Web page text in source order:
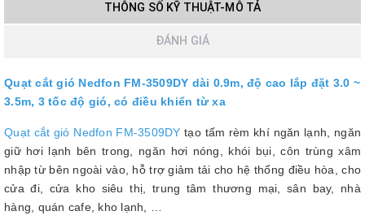
THÔNG SỐ KỸ THUẬT-MÔ TẢ
ĐÁNH GIÁ
Quạt cắt gió Nedfon FM-3509DY dài 0.9m, độ cao lắp đặt 3.0 ~
3.5m, 3 tốc độ gió, có điều khiển từ xa
Quạt cắt gió Nedfon FM-3509DY tạo tấm rèm khí ngăn lạnh, ngăn
giữ hơi lạnh bên trong, ngăn hơi nóng, khói bụi, côn trùng xâm
nhập từ bên ngoài vào, hỗ trợ giảm tải cho hệ thống điều hòa, cho
cửa đi, cửa kho siêu thị, trung tâm thương mại, sân bay, nhà
hàng, quán cafe, kho lạnh, …